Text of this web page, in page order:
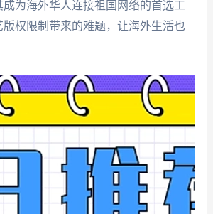
为海外华人连接祖国网络的首选工
权限制带来的难题，让海外生活也